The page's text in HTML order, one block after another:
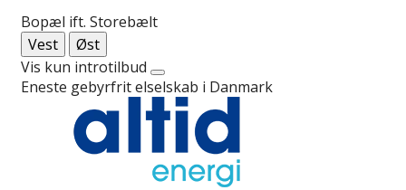
Bopæl ift. Storebælt
Vest
Øst
Vis kun introtilbud
Eneste gebyrfrit elselskab i Danmark